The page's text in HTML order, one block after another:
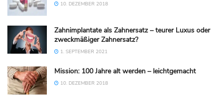
10. DEZEMBER 2018
Zahnimplantate als Zahnersatz – teurer Luxus oder
zweckmäßiger Zahnersatz?
1. SEPTEMBER 2021
Mission: 100 Jahre alt werden – leichtgemacht
10. DEZEMBER 2018